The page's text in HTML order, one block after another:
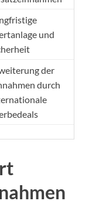
und
der
durch